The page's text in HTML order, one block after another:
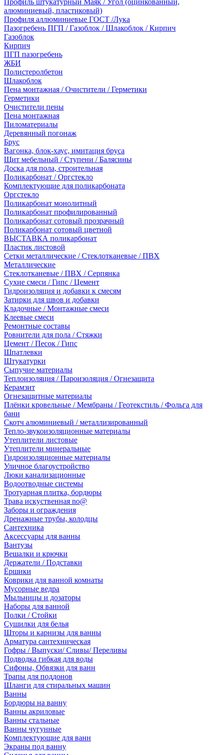
Профиль штукатурный Маяк / Угол (оцинкованный,
алюминиевый, пластиковый)
Профиля аллюминиевые ГОСТ /Лука
Пазогребень ПГП / Газоблок / Шлакоблок / Кирпич
Газоблок
Кирпич
ПГП пазогребень
ЖБИ
Полистеролбетон
Шлакоблок
Пена монтажная / Очистители / Герметики
Герметики
Очистители пены
Пена монтажная
Пиломатериалы
Деревянный погонаж
Брус
Вагонка, блок-хаус, имитация бруса
Щит мебельный / Ступени / Балясины
Доска для пола, строительная
Поликарбонат / Оргстекло
Комплектующие для поликарбоната
Оргстекло
Поликарбонат монолитный
Поликарбонат профилированный
Поликарбонат сотовый прозрачный
Поликарбонат сотовый цветной
ВЫСТАВКА поликарбонат
Пластик листовой
Сетки металлические / Стеклотканевые / ПВХ
Металлические
Стеклотканевые / ПВХ / Серпянка
Сухие смеси / Гипс / Цемент
Гидроизоляция и добавки к смесям
Затирки для швов и добавки
Кладочные / Монтажные смеси
Клеевые смеси
Ремонтные составы
Ровнители для пола / Стяжки
Цемент / Песок / Гипс
Шпатлевки
Штукатурки
Сыпучие материалы
Теплоизоляция / Пароизоляция / Огнезащита
Керамзит
Огнезащитные материалы
Плёнки кровельные / Мембраны / Геотекстиль / Фольга для
бани
Скотч алюминиевый / металлизированный
Тепло-звукоизоляционные материалы
Утеплители листовые
Утеплители минеральные
Гидроизоляционные материалы
Уличное благоустройство
Люки канализационные
Водоотводные системы
Тротуарная плитка, бордюры
Трава искуственная no@
Заборы и ограждения
Дренажные трубы, колодцы
Сантехника
Аксессуары для ванны
Вантузы
Вешалки и крючки
Держатели / Подставки
Ёршики
Коврики для ванной комнаты
Мусорные ведра
Мыльницы и дозаторы
Наборы для ванной
Полки / Стойки
Сушилки для белья
Шторы и карнизы для ванны
Арматура сантехническая
Гофры / Выпуски/ Сливы/ Переливы
Подводка гибкая для воды
Сифоны, Обвязки для ванн
Трапы для поддонов
Шланги для стиральных машин
Ванны
Бордюры на ванну
Ванны акриловые
Ванны стальные
Ванны чугунные
Комплектующие для ванн
Экраны под ванну